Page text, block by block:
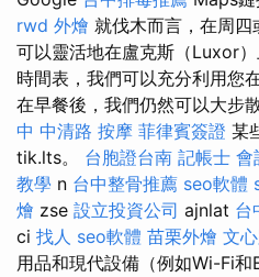
rwd 外燴 就伐木而言，在周
可以靈活地在盧克斯（Luxor
時間表，我們可以充分利用您
在早餐後，我們仍然可以大步
中 中清路 按摩 菲律賓簽證 某
tik.lts。 台胞證台南 記帳士 會
教學 n 台中整骨推薦 seo軟體
燴 zse 設立投資公司 ajnlat 台
ci 找人 seo軟體 苗栗外燴 文
用品和現代設備（例如Wi-Fi